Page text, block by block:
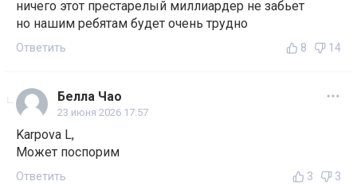
ничего этот престарелый миллиардер не забьет
но нашим ребятам будет очень трудно
Ответить 8 14
Белла Чао
23 июня 2026 17:57
Karpova L,
Может поспорим
Ответить 3 3